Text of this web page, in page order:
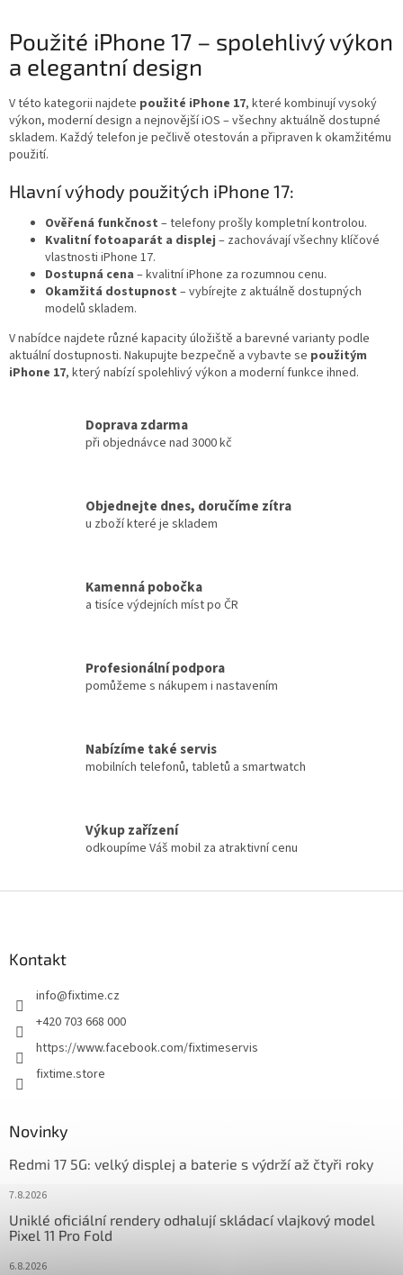
á
d
c
í
p
k
v
ý
i
s
Použité iPhone 17 – spolehlivý výkon
a elegantní design
V této kategorii najdete použité iPhone 17, které kombinují vysoký
výkon, moderní design a nejnovější iOS – všechny aktuálně dostupné
skladem. Každý telefon je pečlivě otestován a připraven k okamžitému
použití.
Hlavní výhody použitých iPhone 17:
Ověřená funkčnost – telefony prošly kompletní kontrolou.
Kvalitní fotoaparát a displej – zachovávají všechny klíčové
vlastnosti iPhone 17.
Dostupná cena – kvalitní iPhone za rozumnou cenu.
Okamžitá dostupnost – vybírejte z aktuálně dostupných
modelů skladem.
V nabídce najdete různé kapacity úložiště a barevné varianty podle
aktuální dostupnosti. Nakupujte bezpečně a vybavte se použitým
iPhone 17, který nabízí spolehlivý výkon a moderní funkce ihned.
Doprava zdarma
při objednávce nad 3000 kč
Objednejte dnes, doručíme zítra
u zboží které je skladem
Kamenná pobočka
a tisíce výdejních míst po ČR
Profesionální podpora
pomůžeme s nákupem i nastavením
Nabízíme také servis
mobilních telefonů, tabletů a smartwatch
Výkup zařízení
odkoupíme Váš mobil za atraktivní cenu
Kontakt
info@fixtime.cz
+420 703 668 000
https://www.facebook.com/fixtimeservis
fixtime.store
Novinky
Redmi 17 5G: velký displej a baterie s výdrží až čtyři roky
7.8.2026
Uniklé oficiální rendery odhalují skládací vlajkový model
Pixel 11 Pro Fold
6.8.2026